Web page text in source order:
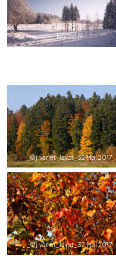
Mai 2017
_©j.varlet_lavot_32 Mai 2017
_©j.varlet_lavot_32 Mai 2017